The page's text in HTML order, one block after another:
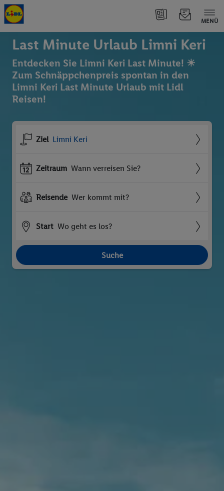
MENÜ
Last Minute Urlaub Limni Keri
Entdecken Sie Limni Keri Last Minute! ☀
Zum Schnäppchenpreis spontan in den
Limni Keri Last Minute Urlaub mit Lidl
Reisen!
Ziel Limni Keri
Zeitraum Wann verreisen Sie?
Reisende Wer kommt mit?
Start Wo geht es los?
Suche